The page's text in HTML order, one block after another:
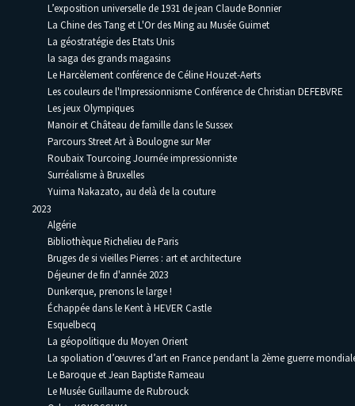
L’exposition universelle de 1931 de jean Claude Bonnier
La Chine des Tang et L'Or des Ming au Musée Guimet
La géostratégie des Etats Unis
la saga des grands magasins
Le Harcèlement conférence de Céline Houzet-Aerts
Les couleurs de l'Impressionnisme Conférence de Christian DEFEBVRE
Les jeux Olympiques
Manoir et Château de famille dans le Sussex
Parcours Street Art à Boulogne sur Mer
Roubaix Tourcoing Journée impressionniste
Surréalisme à Bruxelles
Yuima Nakazato, au delà de la couture
2023
Algérie
Bibliothèque Richelieu de Paris
Bruges de si vieilles Pierres : art et architecture
Déjeuner de fin d'année 2023
Dunkerque, prenons le large !
Échappée dans le Kent à HEVER Castle
Esquelbecq
La géopolitique du Moyen Orient
La spoliation d’œuvres d’art en France pendant la 2ème guerre
Le Baroque et Jean Baptiste Rameau
Le Musée Guillaume de Rubrouck